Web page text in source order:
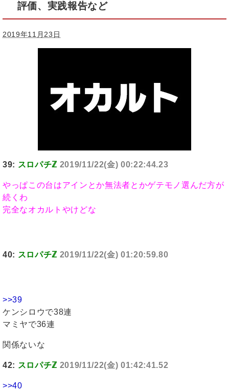
評価、実践報告など
2019年11月23日
39: スロパチℤ 2019/11/22(金) 00:22:44.23
やっぱこの台はアインとか無法者とかゲテモノ選んだ方が
続くわ
完全なオカルトやけどな
40: スロパチℤ 2019/11/22(金) 01:20:59.80
>>39
ケンシロウで38連
マミヤで36連
関係ないな
42: スロパチℤ 2019/11/22(金) 01:42:41.52
>>40